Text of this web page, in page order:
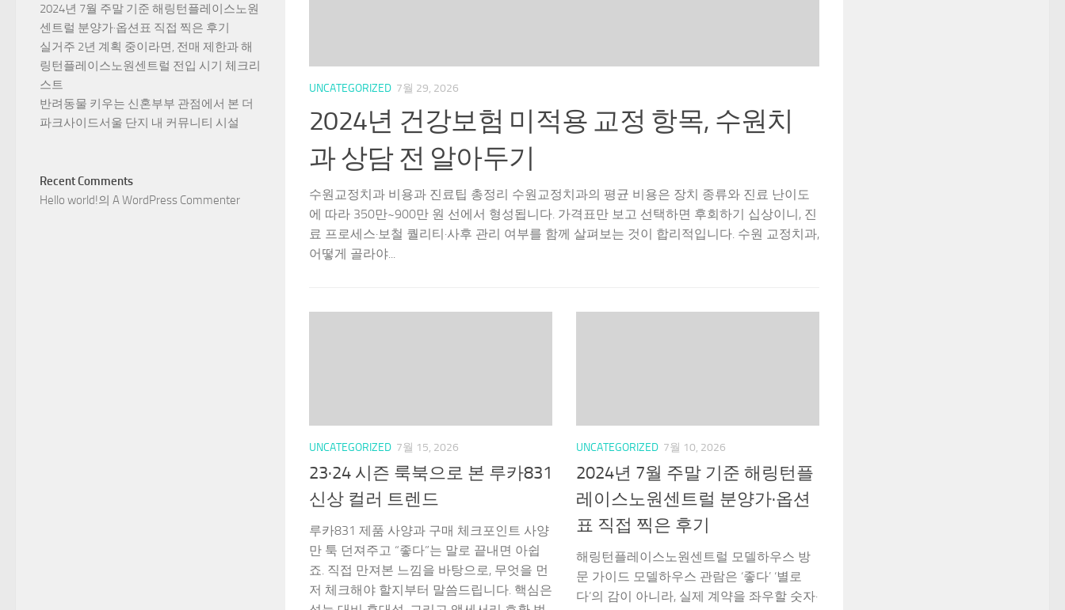
UNCATEGORIZED 7월 29, 2026
2024년 건강보험 미적용 교정 항목, 수원치
과 상담 전 알아두기
수원교정치과 비용과 진료팁 총정리 수원교정치과의 평균 비용은 장치 종류와 진료 난이도
에 따라 350만~900만 원 선에서 형성됩니다. 가격표만 보고 선택하면 후회하기 십상이니, 진
료 프로세스·보철 퀄리티·사후 관리 여부를 함께 살펴보는 것이 합리적입니다. 수원 교정치과,
어떻게 골라야...
UNCATEGORIZED 7월 15, 2026
23·24 시즌 룩북으로 본 루카831
신상 컬러 트렌드
루카831 제품 사양과 구매 체크포인트 사양
만 툭 던져주고 “좋다”는 말로 끝내면 아쉽
죠. 직접 만져본 느낌을 바탕으로, 무엇을 먼
저 체크해야 할지부터 말씀드립니다. 핵심은
UNCATEGORIZED 7월 10, 2026
2024년 7월 주말 기준 해링턴플
레이스노원센트럴 분양가·옵션
표 직접 찍은 후기
해링턴플레이스노원센트럴 모델하우스 방
문 가이드 모델하우스 관람은 ‘좋다’ ‘별로
다’의 감이 아니라, 실제 계약을 좌우할 숫자·
2024년 7월 주말 기준 해링턴플레이스노원
센트럴 분양가·옵션표 직접 찍은 후기
실거주 2년 계획 중이라면, 전매 제한과 해
링턴플레이스노원센트럴 전입 시기 체크리
스트
반려동물 키우는 신혼부부 관점에서 본 더
파크사이드서울 단지 내 커뮤니티 시설
Recent Comments
Hello world!의 A WordPress Commenter